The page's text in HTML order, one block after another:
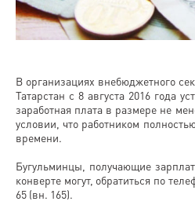
В организациях внебюджетного
Татарстан с 8 августа 2016 года
заработная плата в размере не
условии, что работником
времени.
Бугульминцы, получающие
конверте могут, обратиться по
65 (вн. 165).